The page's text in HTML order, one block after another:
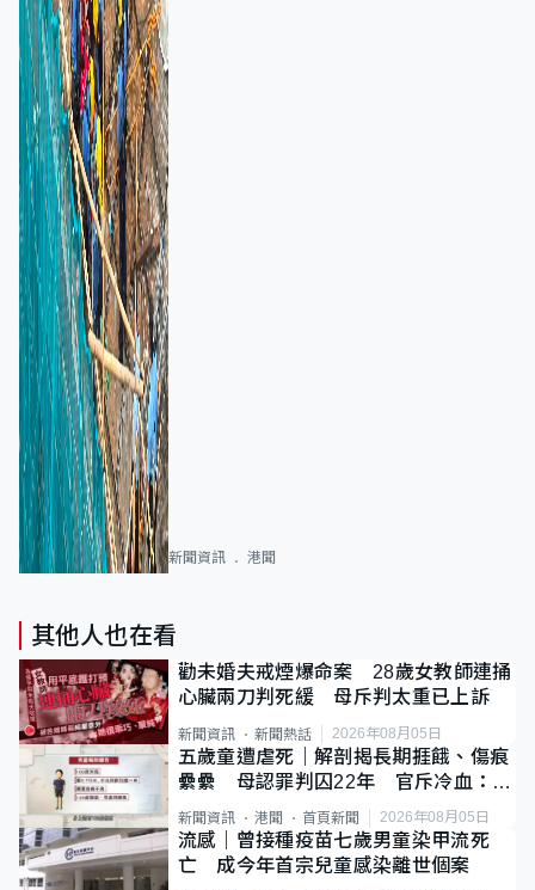
新聞資訊 港聞
其他人也在看
勸未婚夫戒煙爆命案 28歲女教師連捅
心臟兩刀判死緩 母斥判太重已上訴
新聞資訊 新聞熱話 2026年08月05日
五歲童遭虐死｜解剖揭長期捱餓、傷痕
纍纍 母認罪判囚22年 官斥冷血：同
類案最惡劣
新聞資訊 港聞 首頁新聞 2026年08月05日
流感｜曾接種疫苗七歲男童染甲流死
亡 成今年首宗兒童感染離世個案